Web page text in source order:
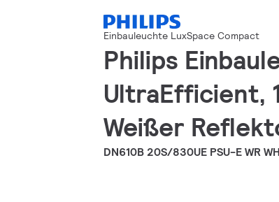
Einbauleuchte LuxSpace Compact
Philips
UltraEfficient,
Weißer
DN610B 20S/830UE PSU-E WR WH